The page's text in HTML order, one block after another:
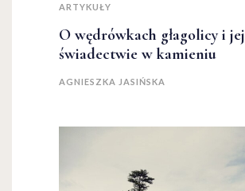
ARTYKUŁY
O wędrówkach głagolicy i jej
świadectwie w kamieniu
AGNIESZKA JASIŃSKA